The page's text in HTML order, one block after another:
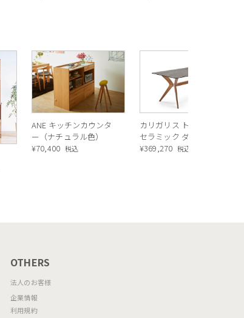
ANE キッチンカウンタ
ー（ナチュラル色）
¥70,400 税込
カリガリス トウキョウ
セラミック ダイニング
テーブル ／ Calligaris
¥369,270 税込
OTHERS
法人のお客様
企業情報
利用規約